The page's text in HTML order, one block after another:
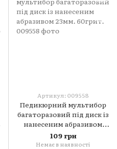
Артикул: 009558
Педикюрний мультибор
багаторазовий під диск із
нанесеним абразивом
23мм. 60грит.
109 грн
Немає в наявності